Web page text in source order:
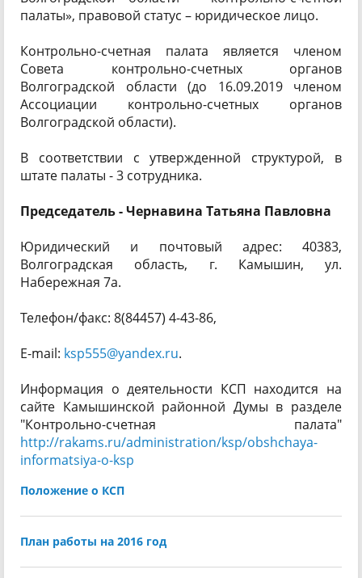
палаты», правовой статус – юридическое лицо.
Контрольно-счетная палата является членом
Совета контрольно-счетных органов
Волгоградской области (до 16.09.2019 членом
Ассоциации контрольно-счетных органов
Волгоградской области).
В соответствии с утвержденной структурой, в
штате палаты - 3 сотрудника.
Председатель -Чернавина Татьяна Павловна
Юридический и почтовый адрес: 40383,
Волгоградская область, г. Камышин, ул.
Набережная 7а.
Телефон/факс: 8(84457) 4-43-86,
E-mail: ksp555@yandex.ru.
Информация о деятельности КСП находится на
сайте Камышинской районной Думы в разделе
"Контрольно-счетная палата"
http://rakams.ru/administration/ksp/obshchaya-
informatsiya-o-ksp
Положение о КСП
План работы на 2016 год